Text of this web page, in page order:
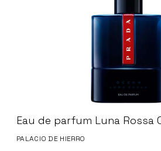
Eau de parfum Luna Rossa
PALACIO DE HIERRO